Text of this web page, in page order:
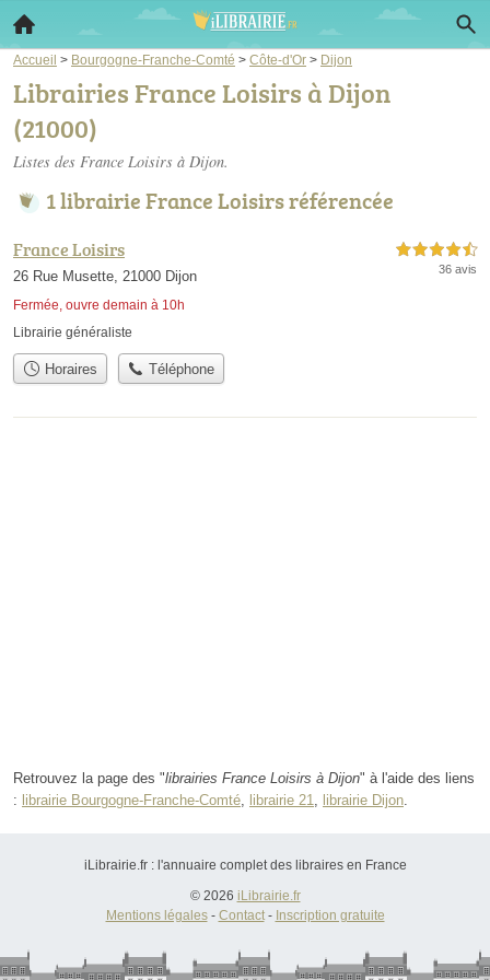
Accueil > Bourgogne-Franche-Comté > Côte-d'Or > Dijon
Librairies France Loisirs à Dijon
(21000)
Listes des France Loisirs à Dijon.
1 librairie France Loisirs référencée
France Loisirs
26 Rue Musette, 21000 Dijon
Fermée, ouvre demain à 10h
4,5 étoiles sur 5
36 avis
Librairie généraliste
Horaires Téléphone
Retrouvez la page des "librairies France Loisirs à Dijon" à l'aide des liens
: librairie Bourgogne-Franche-Comté, librairie 21, librairie Dijon.
iLibrairie.fr : l'annuaire complet des libraires en France
© 2026 iLibrairie.fr
Mentions légales- Contact- Inscription gratuite